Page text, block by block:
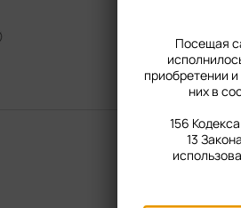
Посещая
приобретении
них в
156
13